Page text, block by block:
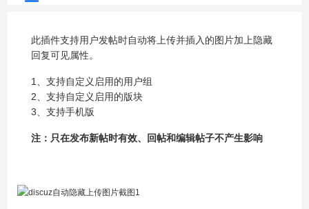
此插件支持用户发帖时自动将上传并插入的图片加上隐藏
回复可见属性。
1、支持自定义启用的用户组
2、支持自定义启用的版块
3、支持手机版
注：只在发布新帖时有效、回帖和编辑帖子不产生影响